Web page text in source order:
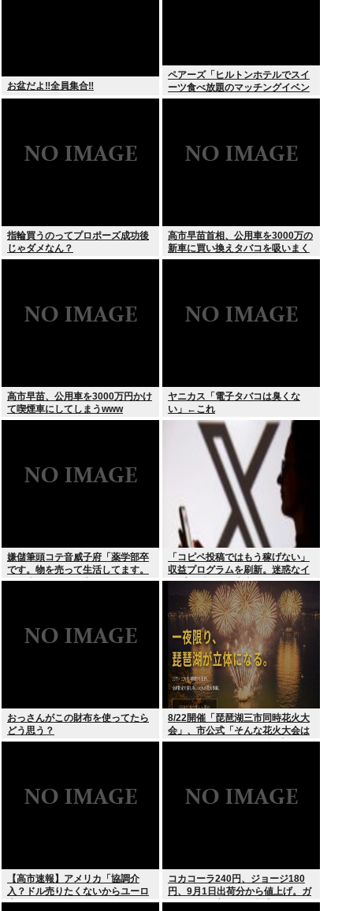
お盆だよ‼全員集合‼
ペアーズ「ヒルトンホテルでスイ
ーツ食べ放題のマッチングイベン
トやるぞ。女2500円男7000円
指輪買うのってプロポーズ成功後
じゃダメなん？
高市早苗首相、公用車を3000万の
新車に買い換えタバコを吸いまく
っていた
高市早苗、公用車を3000万円かけ
て喫煙車にしてしまうwww
ヤニカス「電子タバコは臭くな
い」←これ
嫌儲筆頭コテ音威子府「薬学部卒
です。物を売って生活してます。
何を売ってるかは言えません」
「コピペ投稿ではもう稼げない」
収益プログラムを刷新。迷惑なイ
ンプレゾンビは本当にいなくなる
のか？
おっさんがこの財布を使ってたら
どう思う？
8/22開催「琵琶湖三市同時花火大
会」、市公式「そんな花火大会は
存在しない」→ SNS阿鼻叫喚
【高市速報】アメリカ「協調介
入？ドル売りたくないからユーロ
売るわ」EU激怒www
コカコーラ240円、ジョージ180
円、9月1日出荷分から値上げ。ガ
ソリンより高いとか意味不明すぎ